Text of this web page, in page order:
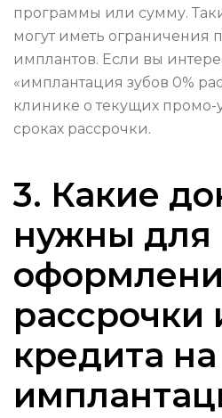
программы или сумму.
могут иметь ограничения
имплантов. Если вы
«имплантация зубов 0%
клинике о текущих промо-
сроках рассрочки.
3. Какие
нужны для
рассрочки
кредита на